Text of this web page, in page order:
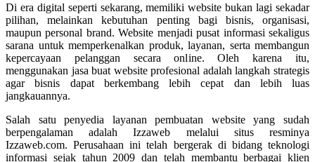
Di era digital seperti sekarang, memiliki website bukan lagi sekadar
pilihan, melainkan kebutuhan penting bagi bisnis, organisasi,
maupun personal brand. Website menjadi pusat informasi sekaligus
sarana untuk memperkenalkan produk, layanan, serta membangun
kepercayaan pelanggan secara online. Oleh karena itu,
menggunakan jasa buat website profesional adalah langkah strategis
agar bisnis dapat berkembang lebih cepat dan lebih luas
jangkauannya.
Salah satu penyedia layanan pembuatan website yang sudah
berpengalaman adalahIzzaweb melalui situs resminya
Izzaweb.com. Perusahaan ini telah bergerak di bidang teknologi
informasi sejak tahun 2009 dan telah membantu berbagai klien